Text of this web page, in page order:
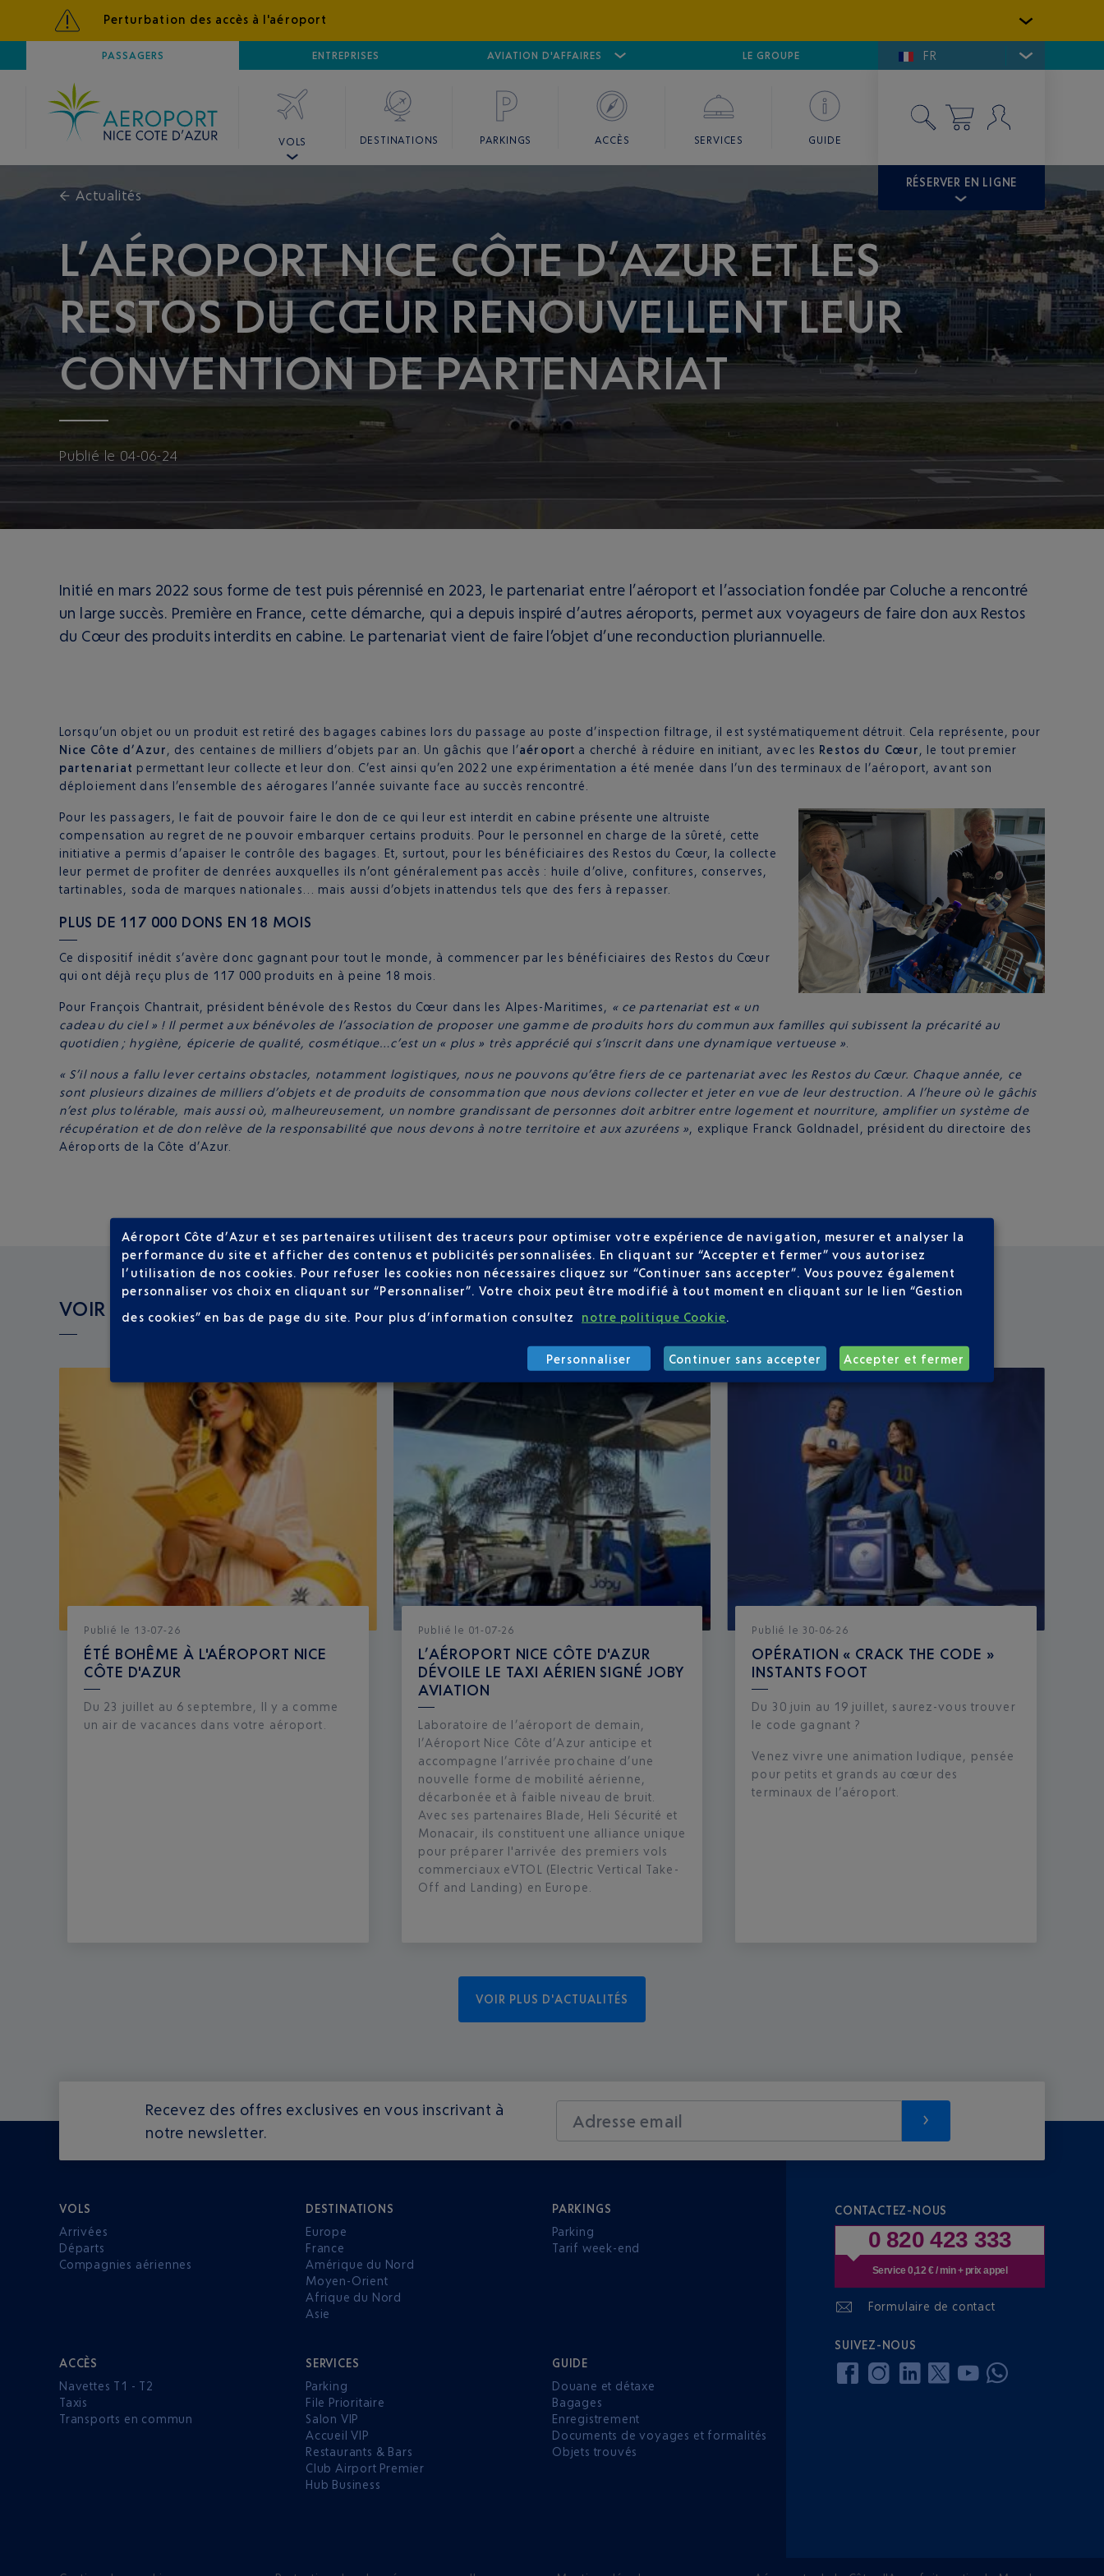
Perturbation des accès à l'aéroport
PASSAGERS ENTREPRISES AVIATION D'AFFAIRES
AÉROPORTNICE CÔTE D'AZUR AÉROPORT CANNES MANDELIEU GOLFE DE SAINT-TROPEZ
LE GROUPE FR
VOLS DESTINATIONS PARKINGS ACCÈS SERVICES GUIDE
RÉSERVER EN LIGNE
← Actualités
L’AÉROPORT NICE CÔTE D’AZUR ET LES
RESTOS DU CŒUR RENOUVELLENT LEUR
CONVENTION DE PARTENARIAT
Publié le 04-06-24
Initié en mars 2022 sous forme de test puis pérennisé en 2023, le partenariat entre l’aéroport et l’association fondée par Coluche a rencontré
un large succès. Première en France, cette démarche, qui a depuis inspiré d’autres aéroports, permet aux voyageurs de faire don aux Restos
du Cœur des produits interdits en cabine. Le partenariat vient de faire l’objet d’une reconduction pluriannuelle.
Lorsqu’un objet ou un produit est retiré des bagages cabines lors du passage au poste d’inspection filtrage, il est systématiquement détruit. Cela représente, pour
Nice Côte d’Azur, des centaines de milliers d’objets par an. Un gâchis que l’aéroport a cherché à réduire en initiant, avec les Restos du Cœur, le tout premier
partenariat permettant leur collecte et leur don. C’est ainsi qu’en 2022 une expérimentation a été menée dans l’un des terminaux de l’aéroport, avant son
déploiement dans l’ensemble des aérogares l’année suivante face au succès rencontré.
Pour les passagers, le fait de pouvoir faire le don de ce qui leur est interdit en cabine présente une altruiste
compensation au regret de ne pouvoir embarquer certains produits. Pour le personnel en charge de la sûreté, cette
initiative a permis d’apaiser le contrôle des bagages. Et, surtout, pour les bénéficiaires des Restos du Cœur, la collecte
leur permet de profiter de denrées auxquelles ils n’ont généralement pas accès : huile d’olive, confitures, conserves,
tartinables, soda de marques nationales… mais aussi d’objets inattendus tels que des fers à repasser.
PLUS DE 117 000 DONS EN 18 MOIS
Ce dispositif inédit s’avère donc gagnant pour tout le monde, à commencer par les bénéficiaires des Restos du Cœur
qui ont déjà reçu plus de 117 000 produits en à peine 18 mois.
Pour François Chantrait, président bénévole des Restos du Cœur dans les Alpes-Maritimes, « ce partenariat est « un
cadeau du ciel » ! Il permet aux bénévoles de l’association de proposer une gamme de produits hors du commun aux familles qui subissent la précarité au
quotidien ; hygiène, épicerie de qualité, cosmétique…c’est un « plus » très apprécié qui s’inscrit dans une dynamique vertueuse »
« S’il nous a fallu lever certains obstacles, notamment logistiques, nous ne pouvons qu’être fiers de ce partenariat avec les Restos du Cœur. Chaque année, ce
sont plusieurs dizaines de milliers d’objets et de produits de consommation que nous devions collecter et jeter en vue de leur destruction. A l’heure où le gâchis
n’est plus tolérable, mais aussi où, malheureusement, un nombre grandissant de personnes doit arbitrer entre logement et nourriture, amplifier un système de
récupération et de don relève de la responsabilité que nous devons à notre territoire et aux azuréens », explique Franck Goldnadel, président du directoire des
Aéroports de la Côte d’Azur.
VOIR LES AUTRES ACTUALITÉS
Publié le 13-07-26
ÉTÉ BOHÊME À L'AÉROPORT NICE
CÔTE D'AZUR
Du 23 juillet au 6 septembre, Il y a comme
un air de vacances dans votre aéroport.
Publié le 01-07-26
L’AÉROPORT NICE CÔTE D'AZUR
DÉVOILE LE TAXI AÉRIEN SIGNÉ JOBY
AVIATION
Laboratoire de l’aéroport de demain,
l’Aéroport Nice Côte d’Azur anticipe et
accompagne l’arrivée prochaine d’une
nouvelle forme de mobilité aérienne,
décarbonée et à faible niveau de bruit.
Avec ses partenaires Blade, Heli Sécurité et
Monacair, ils constituent une alliance unique
pour préparer l'arrivée des premiers vols
commerciaux eVTOL (Electric Vertical Take-
Off and Landing) en Europe.
Publié le 30-06-26
OPÉRATION « CRACK THE CODE »
INSTANTS FOOT
Du 30 juin au 19 juillet, saurez-vous trouver
le code gagnant ?
Venez vivre une animation ludique, pensée
pour petits et grands au cœur des
terminaux de l’aéroport.
VOIR PLUS D'ACTUALITÉS
Recevez des offres exclusives en vous inscrivant à
notre newsletter.
Adresse email
VOLS
Arrivées
Départs
Compagnies aériennes
DESTINATIONS
Europe
France
Amérique du Nord
Moyen-Orient
Afrique du Nord
Asie
PARKINGS
Parking
Tarif week-end
ACCÈS
Navettes T1 - T2
Taxis
Transports en commun
SERVICES
Parking
File Prioritaire
Salon VIP
Accueil VIP
Restaurants & Bars
Club Airport Premier
Hub Business
GUIDE
Douane et détaxe
Bagages
Enregistrement
Documents de voyages et formalités
Objets trouvés
CONTACTEZ-NOUS
0 820 423 333
Service 0,12 € / min + prix appel
Formulaire de contact
SUIVEZ-NOUS
Aéroport Côte d’Azur et ses partenaires utilisent des traceurs pour optimiser votre expérience de navigation, mesurer et analyser la
performance du site et afficher des contenus et publicités personnalisées. En cliquant sur “Accepter et fermer” vous autorisez
l’utilisation de nos cookies. Pour refuser les cookies non nécessaires cliquez sur “Continuer sans accepter”. Vous pouvez également
personnaliser vos choix en cliquant sur “Personnaliser”. Votre choix peut être modifié à tout moment en cliquant sur le lien “Gestion
des cookies” en bas de page du site. Pour plus d’information consultez notre politique Cookie.
Personnaliser Continuer sans accepter Accepter et fermer